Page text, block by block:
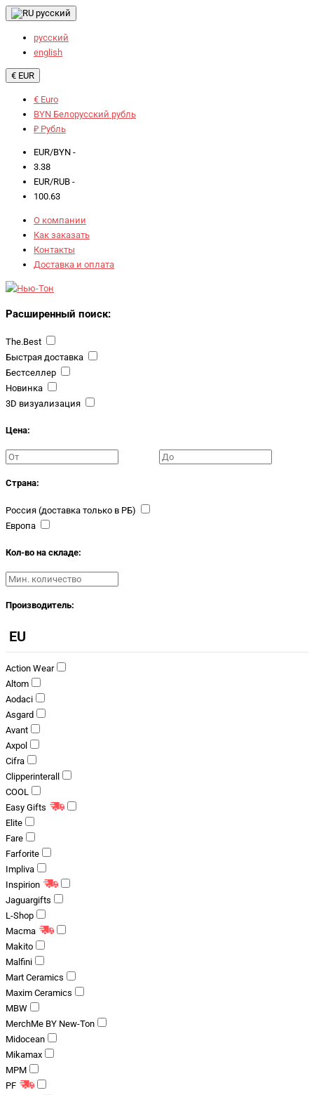
русский
русский
english
€ EUR
€ Euro
BYN Белорусский рубль
₽ Рубль
EUR/BYN -
3.38
EUR/RUB -
100.63
О компании
Как заказать
Контакты
Доставка и оплата
Расширенный поиск:
The.Best
Быстрая доставка
Бестселлер
Новинка
3D визуализация
Цена:
Страна:
Россия (доставка только в РБ)
Европа
Кол-во на складе:
Производитель:
EU
Action Wear
Altom
Aodaci
Asgard
Avant
Axpol
Cifra
Clipperinterall
COOL
Easy Gifts
Elite
Fare
Farforite
Impliva
Inspirion
Jaguargifts
L-Shop
Macma
Makito
Malfini
Mart Ceramics
Maxim Ceramics
MBW
MerchMe BY New-Ton
Midocean
Mikamax
MPM
PF